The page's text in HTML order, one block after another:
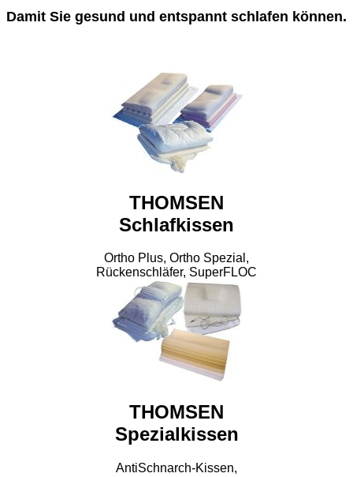
Damit Sie gesund und entspannt schlafen können.
THOMSEN
Schlafkissen
Ortho Plus, Ortho Spezial,
Rückenschläfer, SuperFLOC
THOMSEN
Spezialkissen
AntiSchnarch-Kissen,